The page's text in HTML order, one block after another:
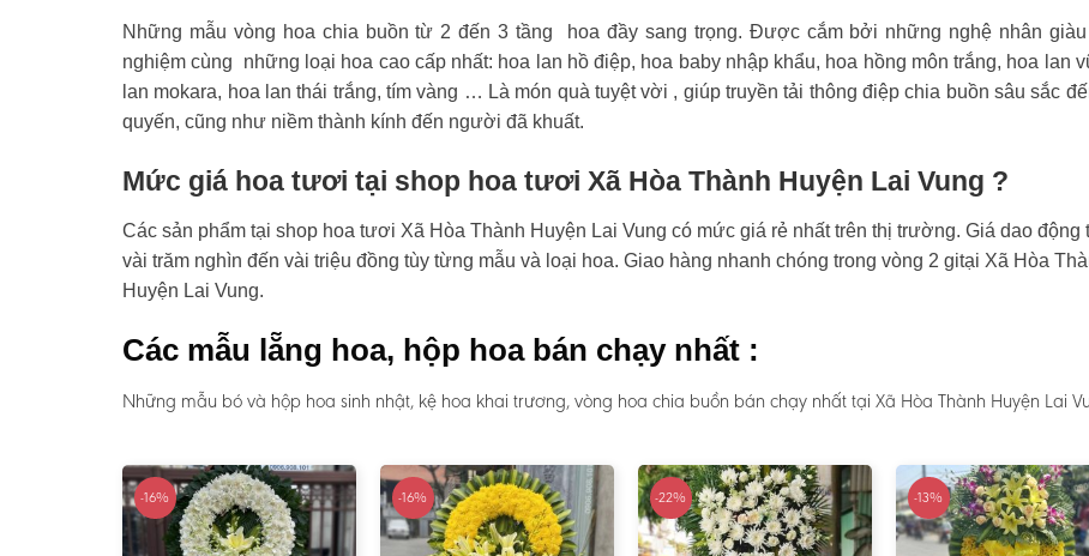
Những mẫu vòng hoa chia buồn từ 2 đến 3 tầng hoa đầy sang trọng. Được cắm bởi những nghệ nhân
nghiệm cùng những loại hoa cao cấp nhất: hoa lan hồ điệp, hoa baby nhập khẩu, hoa hồng môn trắng, hoa lan
lan mokara, hoa lan thái trắng, tím vàng … Là món quà tuyệt vời , giúp truyền tải thông điệp chia buồn sâu sắc
quyến, cũng như niềm thành kính đến người đã khuất.
Mức giá hoa tươi tại shop hoa tươi Xã Hòa Thành Huyện Lai Vung ?
Các sản phẩm tại shop hoa tươi Xã Hòa Thành Huyện Lai Vung có mức giá rẻ nhất trên thị trường. Giá dao động
vài trăm nghìn đến vài triệu đồng tùy từng mẫu và loại hoa. Giao hàng nhanh chóng trong vòng 2 gitại Xã Hòa
Huyện Lai Vung.
Các mẫu lẵng hoa, hộp hoa bán chạy nhất :
Những mẫu bó và hộp hoa sinh nhật, kệ hoa khai trương, vòng hoa chia buồn bán chạy nhất tại Xã Hòa Thành Huyện Lai
-16% -16% -22% -13%